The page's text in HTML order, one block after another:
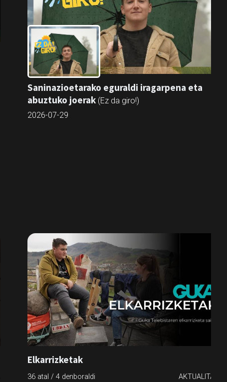
Saninazioetarako eguraldi iragarpena eta
abuztuko joerak (Ez da giro!)
2026-07-29
Elkarrizketak
36 atal / 4 denboraldi AKTUALITATEA